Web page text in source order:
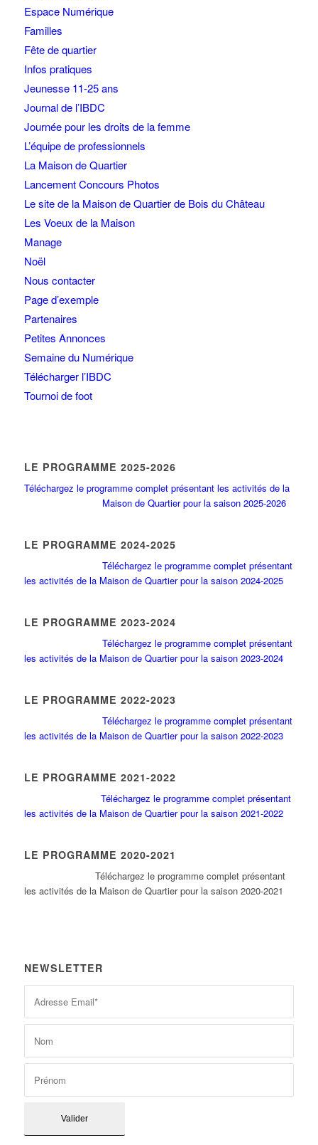
Espace Numérique
Familles
Fête de quartier
Infos pratiques
Jeunesse 11-25 ans
Journal de l’IBDC
Journée pour les droits de la femme
L’équipe de professionnels
La Maison de Quartier
Lancement Concours Photos
Le site de la Maison de Quartier de Bois du Château
Les Voeux de la Maison
Manage
Noël
Nous contacter
Page d’exemple
Partenaires
Petites Annonces
Semaine du Numérique
Télécharger l’IBDC
Tournoi de foot
LE PROGRAMME 2025-2026
Téléchargez le programme complet présentant les activités de la
Maison de Quartier pour la saison 2025-2026
LE PROGRAMME 2024-2025
Téléchargez le programme complet présentant
les activités de la Maison de Quartier pour la saison 2024-2025
LE PROGRAMME 2023-2024
Téléchargez le programme complet présentant
les activités de la Maison de Quartier pour la saison 2023-2024
LE PROGRAMME 2022-2023
Téléchargez le programme complet présentant
les activités de la Maison de Quartier pour la saison 2022-2023
LE PROGRAMME 2021-2022
Téléchargez le programme complet présentant
les activités de la Maison de Quartier pour la saison 2021-2022
LE PROGRAMME 2020-2021
Téléchargez le programme complet présentant
les activités de la Maison de Quartier pour la saison 2020-2021
NEWSLETTER